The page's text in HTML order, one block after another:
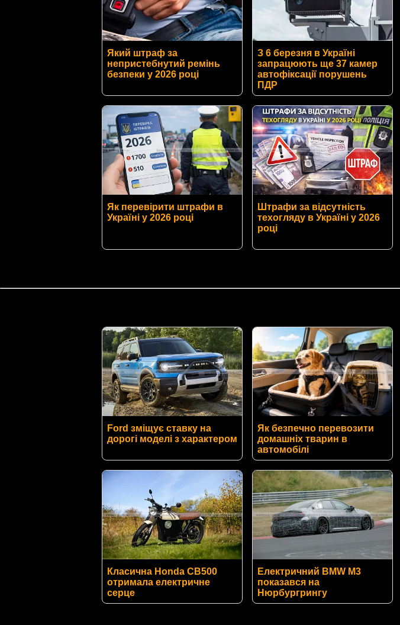
Який штраф за
непристебнутий ремінь
безпеки у 2026 році
З 6 березня в Україні
запрацюють ще 37 камер
автофіксації порушень
ПДР
Як перевірити штрафи в
Україні у 2026 році
Штрафи за відсутність
техогляду в Україні у 2026
році
Ford зміщує ставку на
дорогі моделі з характером
Як безпечно перевозити
домашніх тварин в
автомобілі
Класична Honda CB500
отримала електричне
серце
Електричний BMW M3
показався на
Нюрбургрингу